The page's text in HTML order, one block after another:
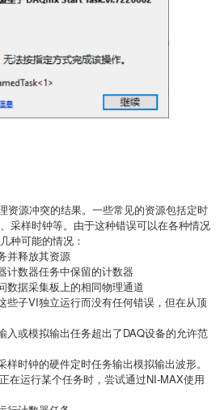
资源冲突的结果。一些常见的资源包括定时
采样时钟等。由于这种错误可以在各种情况
种可能的情况：
并释放其资源
计数器任务中保留的计数器
数据采集板上的相同物理通道
些子VI独立运行而没有任何错误，但在从顶
入或模拟输出任务超出了DAQ设备的允许范
时钟的硬件定时任务输出模拟输出波形。
在运行某个任务时，尝试通过NI-MAX使用